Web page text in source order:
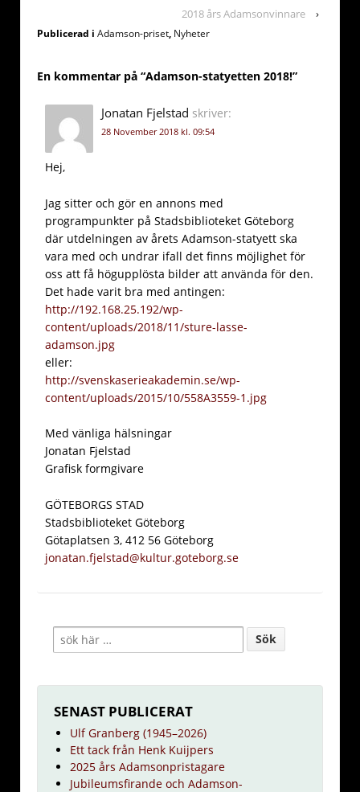
2018 års Adamsonvinnare
›
Publicerad i Adamson-priset, Nyheter
En kommentar på “Adamson-statyetten 2018!”
Jonatan Fjelstad skriver:
28 November 2018 kl. 09:54
Hej,
Jag sitter och gör en annons med
programpunkter på Stadsbiblioteket Göteborg
där utdelningen av årets Adamson-statyett ska
vara med och undrar ifall det finns möjlighet för
oss att få högupplösta bilder att använda för den.
Det hade varit bra med antingen:
http://192.168.25.192/wp-
content/uploads/2018/11/sture-lasse-
adamson.jpg
eller:
http://svenskaserieakademin.se/wp-
content/uploads/2015/10/558A3559-1.jpg
Med vänliga hälsningar
Jonatan Fjelstad
Grafisk formgivare
GÖTEBORGS STAD
Stadsbiblioteket Göteborg
Götaplatsen 3, 412 56 Göteborg
jonatan.fjelstad@kultur.goteborg.se
SENAST PUBLICERAT
Ulf Granberg (1945–2026)
Ett tack från Henk Kuijpers
2025 års Adamsonpristagare
Jubileumsfirande och Adamson-